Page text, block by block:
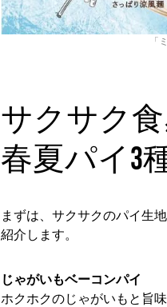
「
サクサク
春夏パイ3
まずは、サクサクのパイ生
紹介します。​
じゃがいもベーコンパイ
ホクホクのじゃがいもと旨